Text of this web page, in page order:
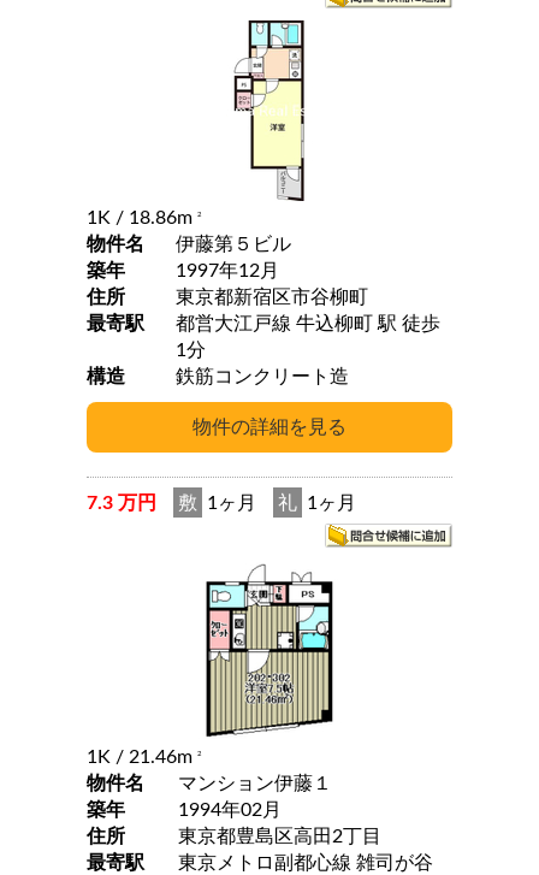
1K / 18.86m 2
物件名
伊藤第５ビル
築年
1997年12月
住所
東京都新宿区市谷柳町
最寄駅
都営大江戸線 牛込柳町 駅 徒歩
1分
構造
鉄筋コンクリート造
7.3 万円 敷 1ヶ月 礼 1ヶ月
1K / 21.46m 2
物件名
マンション伊藤１
築年
1994年02月
住所
東京都豊島区高田2丁目
最寄駅
東京メトロ副都心線 雑司が谷